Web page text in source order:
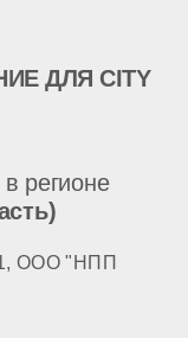
ДЛЯ CITY
регионе
1, ООО "НПП